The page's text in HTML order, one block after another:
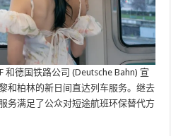
和德国铁路公司 (Deutsche Bahn) 宣
和柏林的新日间直达列车服务。继去
务满足了公众对短途航班环保替代方